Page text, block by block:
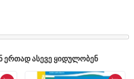
ᲔᲠᲗᲐᲓ ᲐᲡᲔᲕᲔ ᲧᲘᲓᲣᲚᲝᲑᲔᲜ